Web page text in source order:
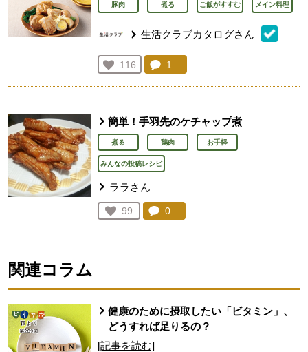
豚肉 煮る ご飯がすすむ メイン料理
生活クラブカタログさん
お気に入り登録：
116
人が登録
コメント：
1
簡単！手羽先のケチャップ煮
煮る 鶏肉 お手軽
みんなの投稿レシピ
ララさん
お気に入り登録：
99
人が登録
コメント：
0
関連コラム
健康のために摂取したい「ビタミン」、
どうすれば足りるの？
[記事を読む]